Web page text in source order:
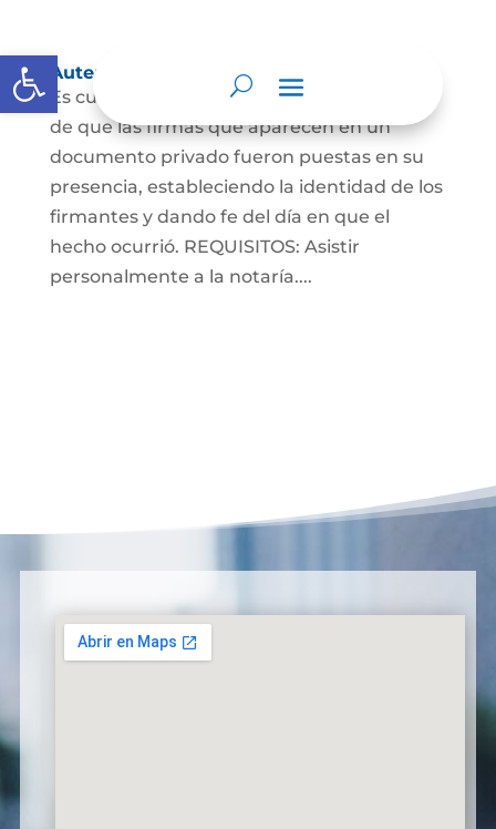
Abrir barra de herramientas
Autenticaciones
Es cuando el notario da testimonio escrito
de que las firmas que aparecen en un
documento privado fueron puestas en su
presencia, estableciendo la identidad de los
firmantes y dando fe del día en que el
hecho ocurrió. REQUISITOS: Asistir
personalmente a la notaría....